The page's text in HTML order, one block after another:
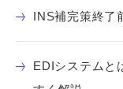
INS補完策終了
EDIシステムと